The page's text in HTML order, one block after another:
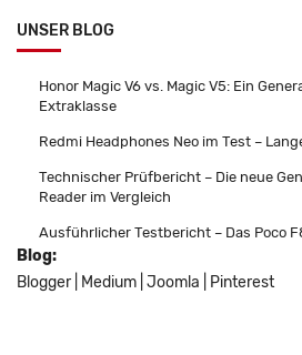
UNSER BLOG
Honor Magic V6 vs. Magic V5: Ein
Extraklasse
Redmi Headphones Neo im Test –
Technischer Prüfbericht – Die neue
Reader im Vergleich
Ausführlicher Testbericht – Das Poco
Blog:
Blogger
Medium Joomla Pinterest